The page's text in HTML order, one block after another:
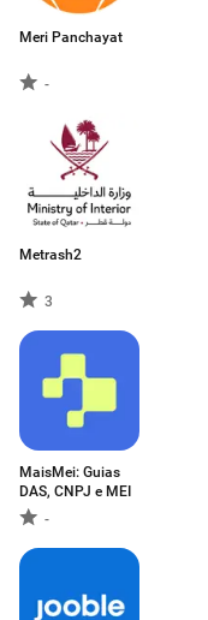
Meri Panchayat
-
Metrash2
3
MaisMei: Guias
DAS, CNPJ e MEI
-